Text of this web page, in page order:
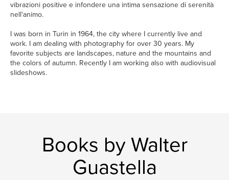
vibrazioni positive e infondere una intima sensazione di serenità
nell'animo.
I was born in Turin in 1964, the city where I currently live and
work. I am dealing with photography for over 30 years. My
favorite subjects are landscapes, nature and the mountains and
the colors of autumn. Recently I am working also with audiovisual
slideshows.
Books by Walter
Guastella